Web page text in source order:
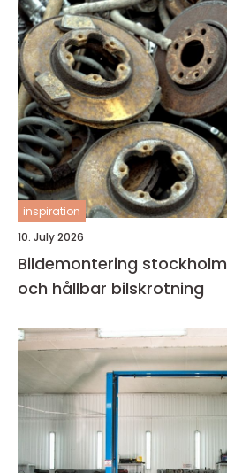
inspiration
10. July 2026
Bildemontering stockholm så fungerar trygg
och hållbar bilskrotning